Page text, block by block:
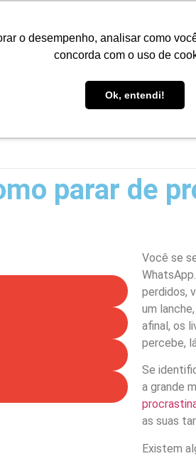
o desempenho, analisar como
concorda com o uso de
Ok, entendi!
CONHEÇA A FARO
parar de
Você se
perdidos,
um
afinal, os
percebe,
Se
a grande
as suas
Existem